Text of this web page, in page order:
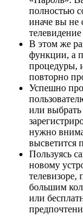
полностью
иначе вы не
В этом же
функции, а
процедуры,
повторно
Успешно
или выбрать
нужно
высветится
Пользуясь
новому
большим
или